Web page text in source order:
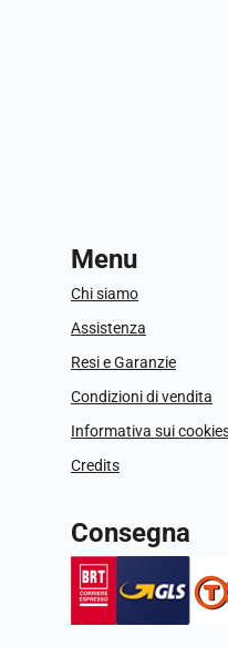
Menu
Chi siamo
Assistenza
Resi e Garanzie
Condizioni di vendita
Informativa sui
Credits
Consegna